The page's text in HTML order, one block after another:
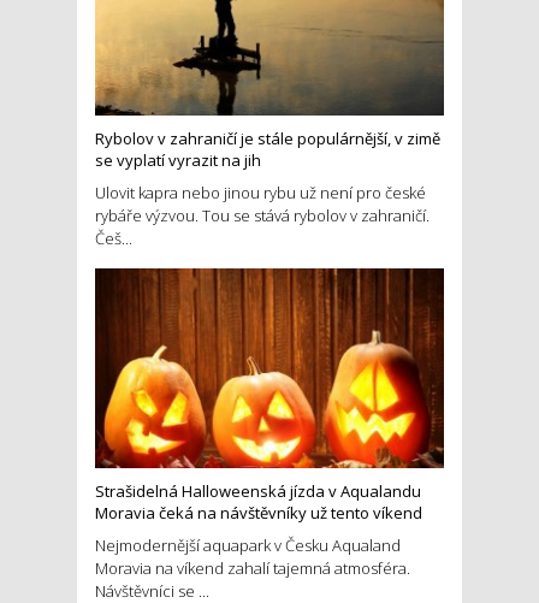
Rybolov v zahraničí je stále populárnější, v zimě
se vyplatí vyrazit na jih
Ulovit kapra nebo jinou rybu už není pro české
rybáře výzvou. Tou se stává rybolov v zahraničí.
Češ...
Strašidelná Halloweenská jízda v Aqualandu
Moravia čeká na návštěvníky už tento víkend
Nejmodernější aquapark v Česku Aqualand
Moravia na víkend zahalí tajemná atmosféra.
Návštěvníci se ...